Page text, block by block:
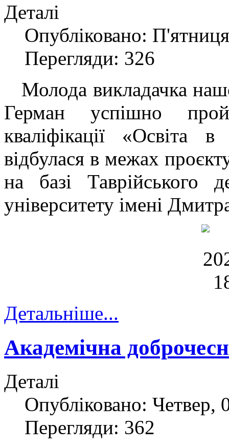
Деталі
Опубліковано:
Перегляди: 326
Молода викладачка
Герман успішно
кваліфікації «Освіта
відбулася в межах
на базі Таврійського
університету імені
Детальніше...
Академічна
Деталі
Опубліковано: Четвер,
Перегляди: 362